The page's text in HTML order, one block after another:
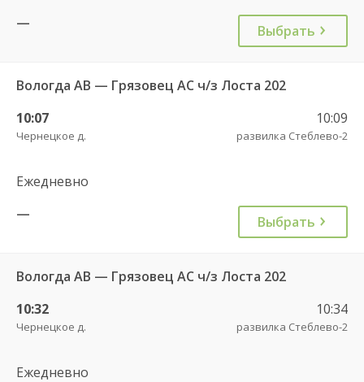
—
Выбрать
Вологда АВ — Грязовец АС ч/з Лоста 202
10:07
Чернецкое д.
10:09
развилка Стеблево-2
Ежедневно
—
Выбрать
Вологда АВ — Грязовец АС ч/з Лоста 202
10:32
Чернецкое д.
10:34
развилка Стеблево-2
Ежедневно